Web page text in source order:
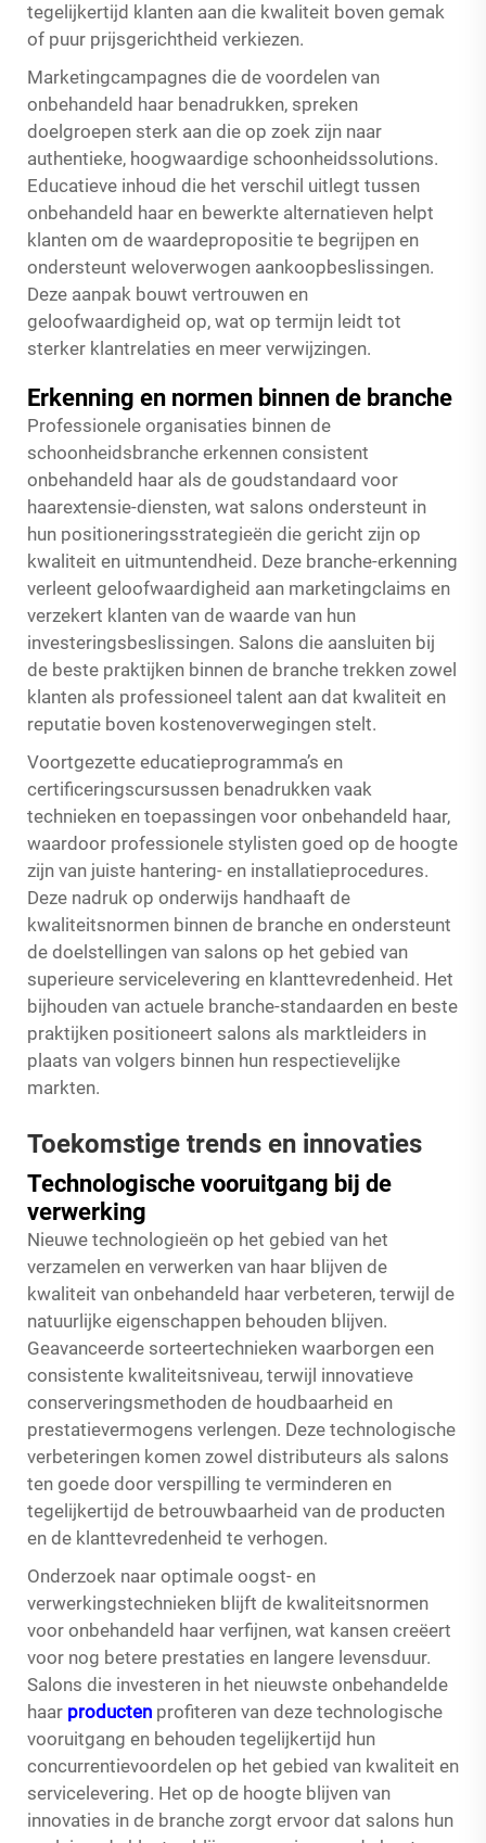
tegelijkertijd klanten aan die kwaliteit boven gemak
of puur prijsgerichtheid verkiezen.
Marketingcampagnes die de voordelen van
onbehandeld haar benadrukken, spreken
doelgroepen sterk aan die op zoek zijn naar
authentieke, hoogwaardige schoonheidssolutions.
Educatieve inhoud die het verschil uitlegt tussen
onbehandeld haar en bewerkte alternatieven helpt
klanten om de waardepropositie te begrijpen en
ondersteunt weloverwogen aankoopbeslissingen.
Deze aanpak bouwt vertrouwen en
geloofwaardigheid op, wat op termijn leidt tot
sterker klantrelaties en meer verwijzingen.
Erkenning en normen binnen de branche
Professionele organisaties binnen de
schoonheidsbranche erkennen consistent
onbehandeld haar als de goudstandaard voor
haarextensie-diensten, wat salons ondersteunt in
hun positioneringsstrategieën die gericht zijn op
kwaliteit en uitmuntendheid. Deze branche-erkenning
verleent geloofwaardigheid aan marketingclaims en
verzekert klanten van de waarde van hun
investeringsbeslissingen. Salons die aansluiten bij
de beste praktijken binnen de branche trekken zowel
klanten als professioneel talent aan dat kwaliteit en
reputatie boven kostenoverwegingen stelt.
Voortgezette educatieprogramma’s en
certificeringscursussen benadrukken vaak
technieken en toepassingen voor onbehandeld haar,
waardoor professionele stylisten goed op de hoogte
zijn van juiste hantering- en installatieprocedures.
Deze nadruk op onderwijs handhaaft de
kwaliteitsnormen binnen de branche en ondersteunt
de doelstellingen van salons op het gebied van
superieure servicelevering en klanttevredenheid. Het
bijhouden van actuele branche-standaarden en beste
praktijken positioneert salons als marktleiders in
plaats van volgers binnen hun respectievelijke
markten.
Toekomstige trends en innovaties
Technologische vooruitgang bij de
verwerking
Nieuwe technologieën op het gebied van het
verzamelen en verwerken van haar blijven de
kwaliteit van onbehandeld haar verbeteren, terwijl de
natuurlijke eigenschappen behouden blijven.
Geavanceerde sorteertechnieken waarborgen een
consistente kwaliteitsniveau, terwijl innovatieve
conserveringsmethoden de houdbaarheid en
prestatievermogens verlengen. Deze technologische
verbeteringen komen zowel distributeurs als salons
ten goede door verspilling te verminderen en
tegelijkertijd de betrouwbaarheid van de producten
en de klanttevredenheid te verhogen.
Onderzoek naar optimale oogst- en
verwerkingstechnieken blijft de kwaliteitsnormen
voor onbehandeld haar verfijnen, wat kansen creëert
voor nog betere prestaties en langere levensduur.
Salons die investeren in het nieuwste onbehandelde
haar producten profiteren van deze technologische
vooruitgang en behouden tegelijkertijd hun
concurrentievoordelen op het gebied van kwaliteit en
servicelevering. Het op de hoogte blijven van
innovaties in de branche zorgt ervoor dat salons hun